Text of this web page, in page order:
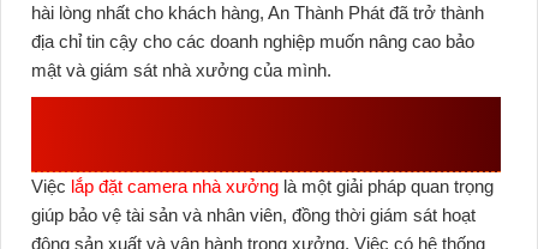
hài lòng nhất cho khách hàng, An Thành Phát đã trở thành
địa chỉ tin cậy cho các doanh nghiệp muốn nâng cao bảo
mật và giám sát nhà xưởng của mình.
Việc lắp đặt camera nhà xưởng là một giải pháp quan trọng
giúp bảo vệ tài sản và nhân viên, đồng thời giám sát hoạt
động sản xuất và vận hành trong xưởng. Việc có hệ thống